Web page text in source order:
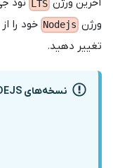
آخرین ورژن LTS
نود
ورژن Nodejs خود را
تغییر دهید.
نسخه‌های NODEJS